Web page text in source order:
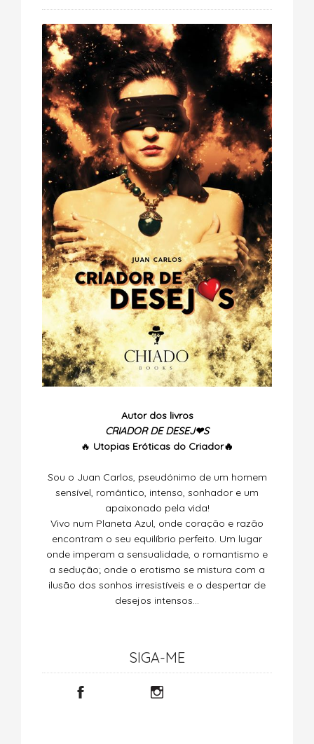
Autor dos livros
CRIADOR DE DESEJ❤S
🔥 Utopias Eróticas do Criador🔥
Sou o Juan Carlos, pseudónimo de um homem
sensível, romântico, intenso, sonhador e um
apaixonado pela vida!
Vivo num Planeta Azul, onde coração e razão
encontram o seu equilíbrio perfeito. Um lugar
onde imperam a sensualidade, o romantismo e
a sedução; onde o erotismo se mistura com a
ilusão dos sonhos irresistíveis e o despertar de
desejos intensos…
SIGA-ME